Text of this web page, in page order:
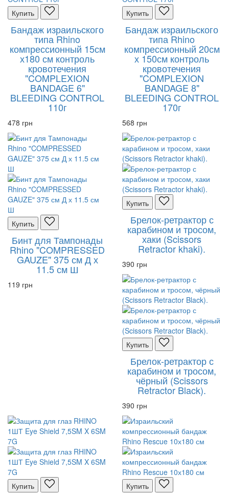
Купить
Бандаж израильского
типа Rhino
компрессионный 15см
х180 см контроль
кровотечения
"COMPLEXION
BANDAGE 6"
BLEEDING CONTROL
110г
478 грн
Купить
Бандаж израильского
типа Rhino
компрессионный 20см
х 150см контроль
кровотечения
"COMPLEXION
BANDAGE 8"
BLEEDING CONTROL
170г
568 грн
Купить
Бинт для Тампонады
Rhino "COMPRESSED
GAUZE" 375 см Д х
11.5 см Ш
119 грн
Купить
Брелок-ретрактор с
карабином и тросом,
хаки (Scissors
Retractor khaki).
390 грн
Купить
Брелок-ретрактор с
карабином и тросом,
чёрный (Scissors
Retractor Black).
390 грн
Купить Купить